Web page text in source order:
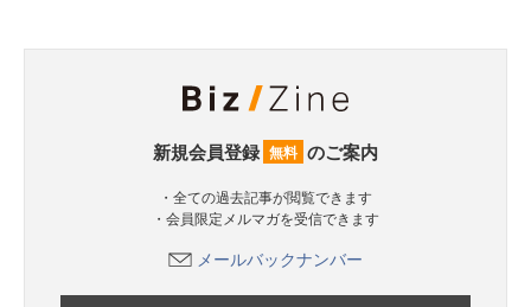
新規会員登録 無料 のご案内
・全ての過去記事が閲覧できます
・会員限定メルマガを受信できます
メールバックナンバー